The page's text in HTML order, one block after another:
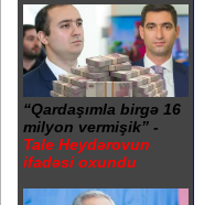
“Qardaşımla birgə 16
milyon vermişik” -
Tale Heydərovun
ifadəsi oxundu